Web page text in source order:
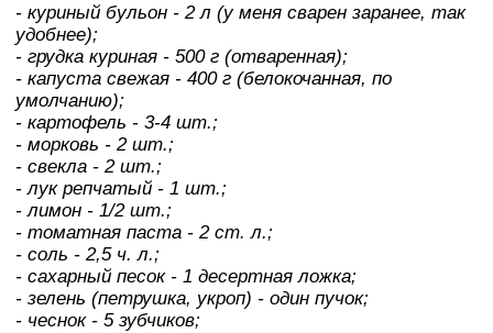
- куриный бульон - 2 л (у меня сварен заранее, так
удобнее);
- грудка куриная - 500 г (отваренная);
- капуста свежая - 400 г (белокочанная, по
умолчанию);
- картофель - 3-4 шт.;
- морковь - 2 шт.;
- свекла - 2 шт.;
- лук репчатый - 1 шт.;
- лимон - 1/2 шт.;
- томатная паста - 2 ст. л.;
- соль - 2,5 ч. л.;
- сахарный песок - 1 десертная ложка;
- зелень (петрушка, укроп) - один пучок;
- чеснок - 5 зубчиков;